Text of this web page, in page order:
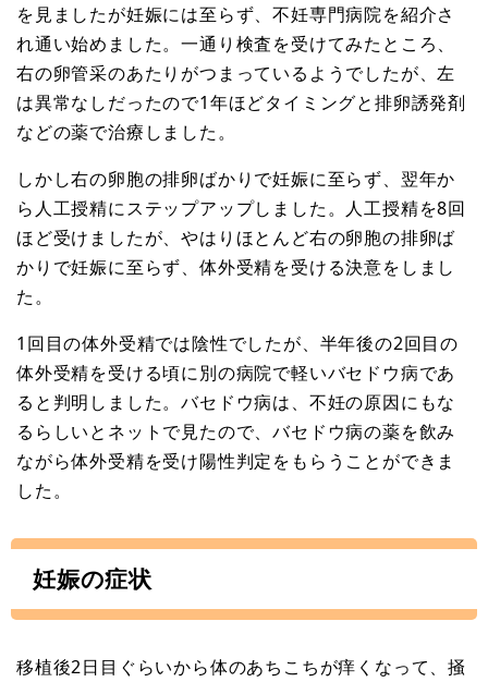
を見ましたが妊娠には至らず、不妊専門病院を紹介さ
れ通い始めました。一通り検査を受けてみたところ、
右の卵管采のあたりがつまっているようでしたが、左
は異常なしだったので1年ほどタイミングと排卵誘発剤
などの薬で治療しました。
しかし右の卵胞の排卵ばかりで妊娠に至らず、翌年か
ら人工授精にステップアップしました。人工授精を8回
ほど受けましたが、やはりほとんど右の卵胞の排卵ば
かりで妊娠に至らず、体外受精を受ける決意をしまし
た。
1回目の体外受精では陰性でしたが、半年後の2回目の
体外受精を受ける頃に別の病院で軽いバセドウ病であ
ると判明しました。バセドウ病は、不妊の原因にもな
るらしいとネットで見たので、バセドウ病の薬を飲み
ながら体外受精を受け陽性判定をもらうことができま
した。
妊娠の症状
移植後2日目ぐらいから体のあちこちが痒くなって、掻